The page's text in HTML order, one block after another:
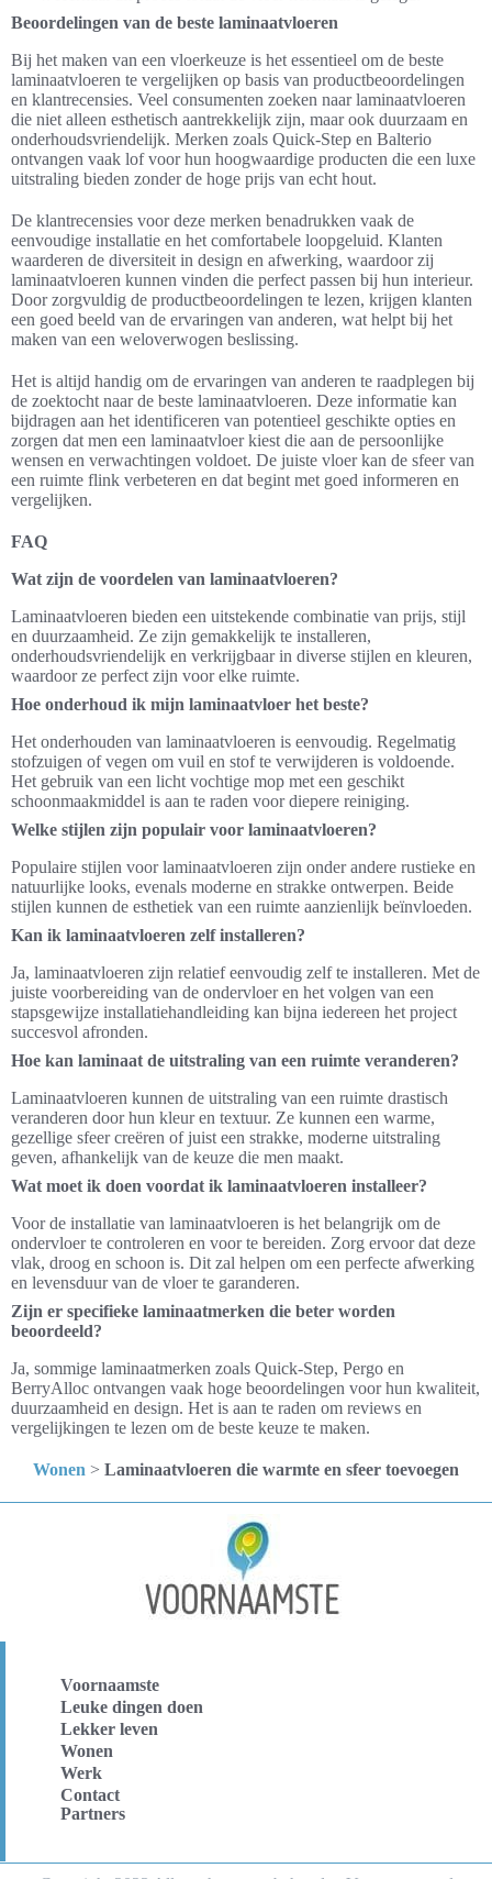
Beoordelingen van de beste laminaatvloeren
Bij het maken van een vloerkeuze is het essentieel om de beste
laminaatvloeren te vergelijken op basis van productbeoordelingen
en klantrecensies. Veel consumenten zoeken naar laminaatvloeren
die niet alleen esthetisch aantrekkelijk zijn, maar ook duurzaam en
onderhoudsvriendelijk. Merken zoals Quick-Step en Balterio
ontvangen vaak lof voor hun hoogwaardige producten die een luxe
uitstraling bieden zonder de hoge prijs van echt hout.
De klantrecensies voor deze merken benadrukken vaak de
eenvoudige installatie en het comfortabele loopgeluid. Klanten
waarderen de diversiteit in design en afwerking, waardoor zij
laminaatvloeren kunnen vinden die perfect passen bij hun interieur.
Door zorgvuldig de productbeoordelingen te lezen, krijgen klanten
een goed beeld van de ervaringen van anderen, wat helpt bij het
maken van een weloverwogen beslissing.
Het is altijd handig om de ervaringen van anderen te raadplegen bij
de zoektocht naar de beste laminaatvloeren. Deze informatie kan
bijdragen aan het identificeren van potentieel geschikte opties en
zorgen dat men een laminaatvloer kiest die aan de persoonlijke
wensen en verwachtingen voldoet. De juiste vloer kan de sfeer van
een ruimte flink verbeteren en dat begint met goed informeren en
vergelijken.
FAQ
Wat zijn de voordelen van laminaatvloeren?
Laminaatvloeren bieden een uitstekende combinatie van prijs, stijl
en duurzaamheid. Ze zijn gemakkelijk te installeren,
onderhoudsvriendelijk en verkrijgbaar in diverse stijlen en kleuren,
waardoor ze perfect zijn voor elke ruimte.
Hoe onderhoud ik mijn laminaatvloer het beste?
Het onderhouden van laminaatvloeren is eenvoudig. Regelmatig
stofzuigen of vegen om vuil en stof te verwijderen is voldoende.
Het gebruik van een licht vochtige mop met een geschikt
schoonmaakmiddel is aan te raden voor diepere reiniging.
Welke stijlen zijn populair voor laminaatvloeren?
Populaire stijlen voor laminaatvloeren zijn onder andere rustieke en
natuurlijke looks, evenals moderne en strakke ontwerpen. Beide
stijlen kunnen de esthetiek van een ruimte aanzienlijk beïnvloeden.
Kan ik laminaatvloeren zelf installeren?
Ja, laminaatvloeren zijn relatief eenvoudig zelf te installeren. Met de
juiste voorbereiding van de ondervloer en het volgen van een
stapsgewijze installatiehandleiding kan bijna iedereen het project
succesvol afronden.
Hoe kan laminaat de uitstraling van een ruimte veranderen?
Laminaatvloeren kunnen de uitstraling van een ruimte drastisch
veranderen door hun kleur en textuur. Ze kunnen een warme,
gezellige sfeer creëren of juist een strakke, moderne uitstraling
geven, afhankelijk van de keuze die men maakt.
Wat moet ik doen voordat ik laminaatvloeren installeer?
Voor de installatie van laminaatvloeren is het belangrijk om de
ondervloer te controleren en voor te bereiden. Zorg ervoor dat deze
vlak, droog en schoon is. Dit zal helpen om een perfecte afwerking
en levensduur van de vloer te garanderen.
Zijn er specifieke laminaatmerken die beter worden
beoordeeld?
Ja, sommige laminaatmerken zoals Quick-Step, Pergo en
BerryAlloc ontvangen vaak hoge beoordelingen voor hun kwaliteit,
duurzaamheid en design. Het is aan te raden om reviews en
vergelijkingen te lezen om de beste keuze te maken.
Wonen > Laminaatvloeren die warmte en sfeer toevoegen
Voornaamste
Leuke dingen doen
Lekker leven
Wonen
Werk
Contact
Partners